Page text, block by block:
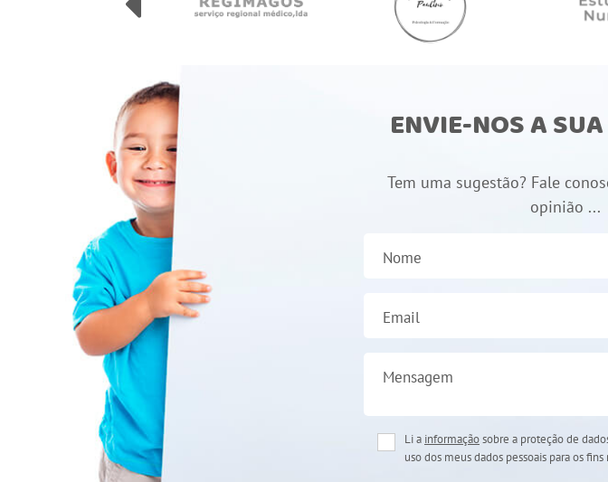
ENVIE-NOS A
Tem uma sugestão? Fale
opinião ...
Nome
Email
Mensagem
Li a informaçãosobre a proteção de
uso dos meus dados pessoais para os